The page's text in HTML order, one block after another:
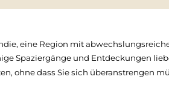
eine Region mit
Spaziergänge und Entdeckungen
ohne dass Sie sich überanstrengen